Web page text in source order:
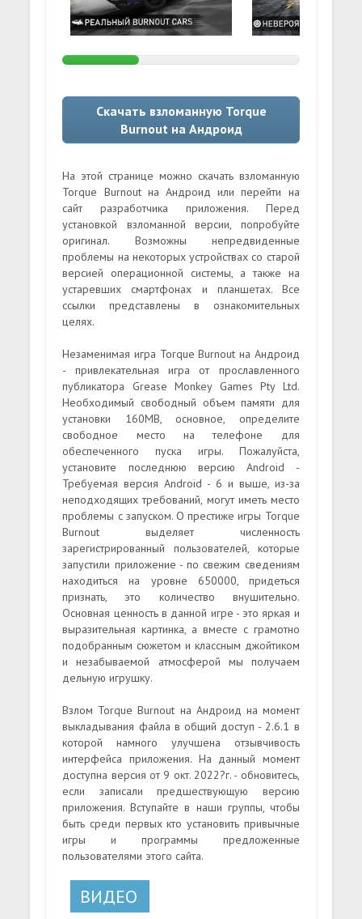
Скачать взломанную Torque
Burnout на Андроид
На этой странице можно скачать взломанную
Torque Burnout на Андроид или перейти на
сайт разработчика приложения. Перед
установкой взломанной версии, попробуйте
оригинал. Возможны непредвиденные
проблемы на некоторых устройствах со старой
версией операционной системы, а также на
устаревших смартфонах и планшетах. Все
ссылки представлены в ознакомительных
целях.
Незаменимая игра Torque Burnout на Андроид
- привлекательная игра от прославленного
публикатора Grease Monkey Games Pty Ltd.
Необходимый свободный объем памяти для
установки 160MB, основное, определите
свободное место на телефоне для
обеспеченного пуска игры. Пожалуйста,
установите последнюю версию Android -
Требуемая версия Android - 6 и выше, из-за
неподходящих требований, могут иметь место
проблемы с запуском. О престиже игры Torque
Burnout выделяет численность
зарегистрированный пользователей, которые
запустили приложение - по свежим сведениям
находиться на уровне 650000, придеться
признать, это количество внушительно.
Основная ценность в данной игре - это яркая и
выразительная картинка, а вместе с грамотно
подобранным сюжетом и классным джойтиком
и незабываемой атмосферой мы получаем
дельную игрушку.
Взлом Torque Burnout на Андроид на момент
выкладывания файла в общий доступ - 2.6.1 в
которой намного улучшена отзывчивость
интерфейса приложения. На данный момент
доступна версия от 9 окт. 2022?г. - обновитесь,
если записали предшествующую версию
приложения. Вступайте в наши группы, чтобы
быть среди первых кто установить привычные
игры и программы предложенные
пользователями этого сайта.
ВИДЕО